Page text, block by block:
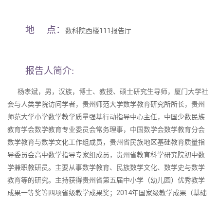
地 点： 数科院西楼111报告厅
报告人简介:
杨孝斌，男，汉族，博士、教授、硕士研究生导师，厦门大学社
会与人类学院访问学者，贵州师范大学数学教育研究所所长，贵州
师范大学小学数学教学质量强基行动指导中心主任，中国少数民族
教育学会数学教育专业委员会常务理事，中国数学会数学教育分会
数学教育与数学文化工作组成员，贵州省民族地区基础教育质量指
导委员会高中数学指导专家组成员，贵州省教育科学研究院初中数
学兼职教研员。主要从事数学教育、民族数学文化、数学史与数学
教育等的研究。主持获得贵州省第五届中小学（幼儿园）优秀教学
成果一等奖等四项省级教学成果奖；2014年国家级教学成果（基础